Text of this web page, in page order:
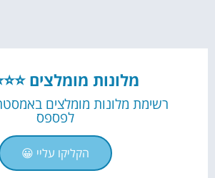
מלונות מומלצים
רשימת מלונות מומלצים
לפספס
הקליקו עליי 😀